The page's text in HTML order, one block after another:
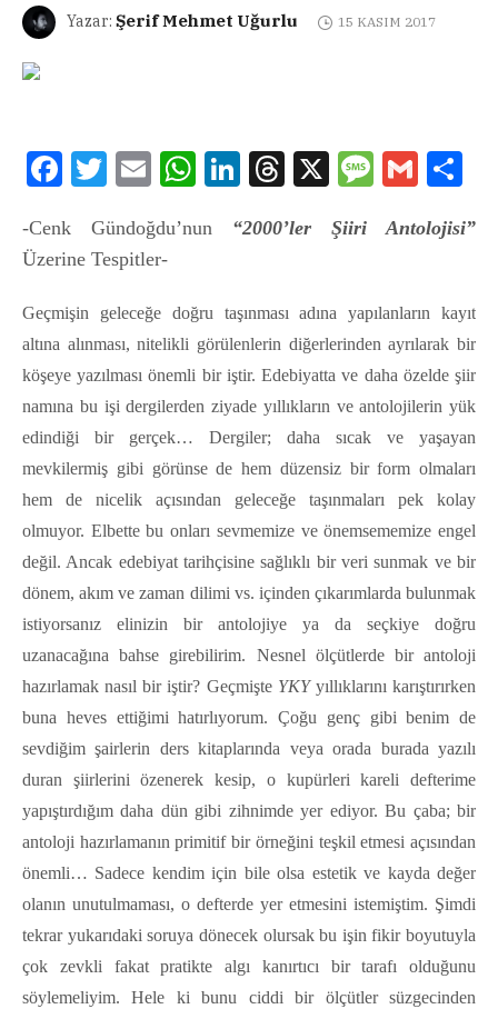
Yazar: Şerif Mehmet Uğurlu 15 KASIM 2017
FacebookTwitterEmail WhatsAppLinkedInThreads
X Message
Gmail
-Cenk Gündoğdu’nun “2000’ler Şiiri Antolojisi”
Üzerine Tespitler-
Geçmişin geleceğe doğru taşınması adına yapılanların kayıt
altına alınması, nitelikli görülenlerin diğerlerinden ayrılarak bir
köşeye yazılması önemli bir iştir. Edebiyatta ve daha özelde şiir
namına bu işi dergilerden ziyade yıllıkların ve antolojilerin yük
edindiği bir gerçek… Dergiler; daha sıcak ve yaşayan
mevkilermiş gibi görünse de hem düzensiz bir form olmaları
hem de nicelik açısından geleceğe taşınmaları pek kolay
olmuyor. Elbette bu onları sevmemize ve önemsememize engel
değil. Ancak edebiyat tarihçisine sağlıklı bir veri sunmak ve bir
dönem, akım ve zaman dilimi vs. içinden çıkarımlarda bulunmak
istiyorsanız elinizin bir antolojiye ya da seçkiye doğru
uzanacağına bahse girebilirim. Nesnel ölçütlerde bir antoloji
hazırlamak nasıl bir iştir? Geçmişte YKY yıllıklarını karıştırırken
buna heves ettiğimi hatırlıyorum. Çoğu genç gibi benim de
sevdiğim şairlerin ders kitaplarında veya orada burada yazılı
duran şiirlerini özenerek kesip, o kupürleri kareli defterime
yapıştırdığım daha dün gibi zihnimde yer ediyor. Bu çaba; bir
antoloji hazırlamanın primitif bir örneğini teşkil etmesi açısından
önemli… Sadece kendim için bile olsa estetik ve kayda değer
olanın unutulmaması, o defterde yer etmesini istemiştim. Şimdi
tekrar yukarıdaki soruya dönecek olursak bu işin fikir boyutuyla
çok zevkli fakat pratikte algı kanırtıcı bir tarafı olduğunu
söylemeliyim. Hele ki bunu ciddi bir ölçütler süzgecinden